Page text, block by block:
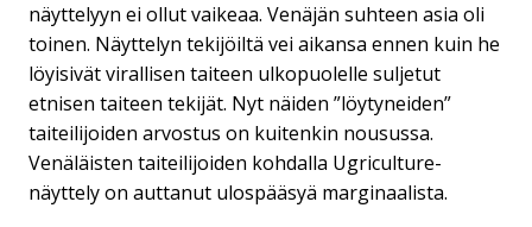
näyttelyyn ei ollut vaikeaa. Venäjän suhteen asia oli
toinen. Näyttelyn tekijöiltä vei aikansa ennen kuin he
löyisivät virallisen taiteen ulkopuolelle suljetut
etnisen taiteen tekijät. Nyt näiden ”löytyneiden”
taiteilijoiden arvostus on kuitenkin nousussa.
Venäläisten taiteilijoiden kohdalla Ugriculture-
näyttely on auttanut ulospääsyä marginaalista.